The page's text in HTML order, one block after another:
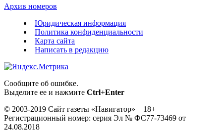
Архив номеров
Юридическая информация
Политика конфиденциальности
Карта сайта
Написать в редакцию
Сообщите об ошибке.
Выделите ее и нажмите Ctrl+Enter
© 2003-2019 Сайт газеты «Навигатор» 18+
Регистрационный номер: серия Эл № ФС77-73469 от
24.08.2018